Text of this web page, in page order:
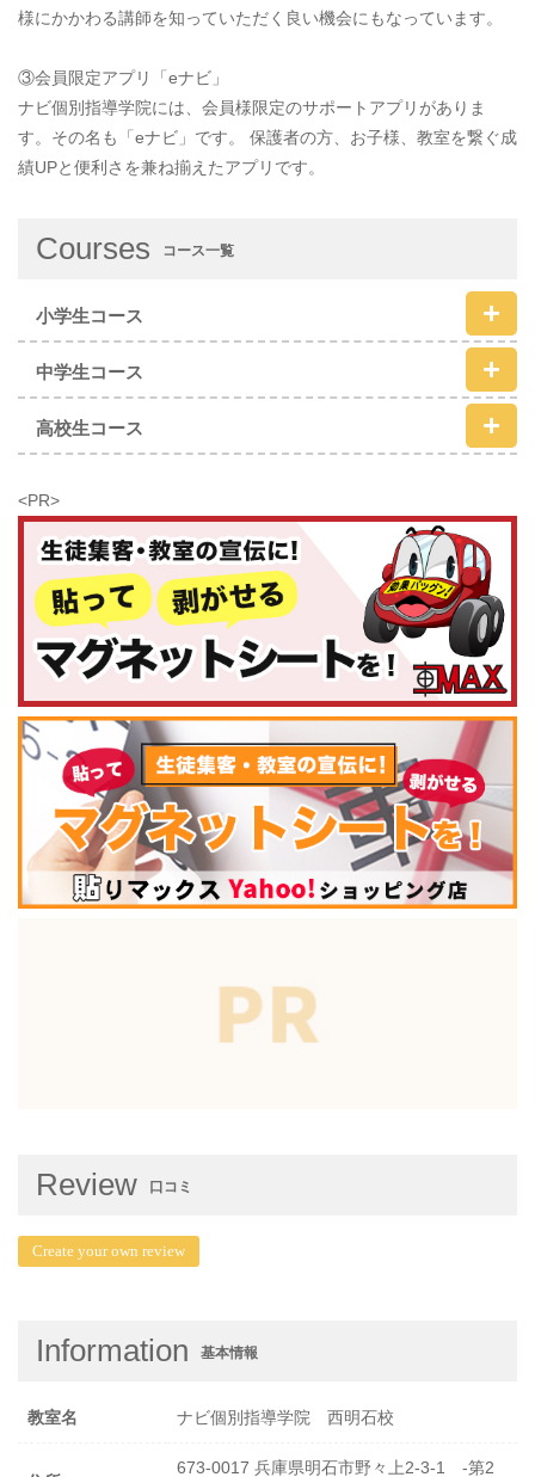
様にかかわる講師を知っていただく良い機会にもなっています。
③会員限定アプリ「eナビ」
ナビ個別指導学院には、会員様限定のサポートアプリがありま
す。その名も「eナビ」です。 保護者の方、お子様、教室を繋ぐ成
績UPと便利さを兼ね揃えたアプリです。
Courses コース一覧
小学生コース
中学生コース
高校生コース
<PR>
Review 口コミ
Create your own review
Information 基本情報
教室名 ナビ個別指導学院 西明石校
673-0017 兵庫県明石市野々上2-3-1 -第2